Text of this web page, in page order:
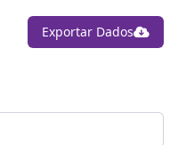
Exportar Dados